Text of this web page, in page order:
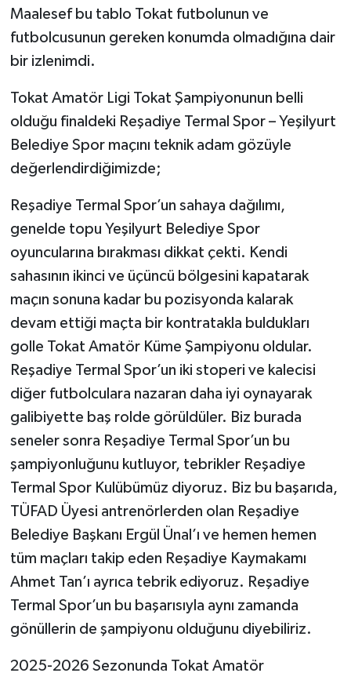
Maalesef bu tablo Tokat futbolunun ve
futbolcusunun gereken konumda olmadığına dair
bir izlenimdi.
Tokat Amatör Ligi Tokat Şampiyonunun belli
olduğu finaldeki Reşadiye Termal Spor – Yeşilyurt
Belediye Spor maçını teknik adam gözüyle
değerlendirdiğimizde;
Reşadiye Termal Spor’un sahaya dağılımı,
genelde topu Yeşilyurt Belediye Spor
oyuncularına bırakması dikkat çekti. Kendi
sahasının ikinci ve üçüncü bölgesini kapatarak
maçın sonuna kadar bu pozisyonda kalarak
devam ettiği maçta bir kontratakla buldukları
golle Tokat Amatör Küme Şampiyonu oldular.
Reşadiye Termal Spor’un iki stoperi ve kalecisi
diğer futbolculara nazaran daha iyi oynayarak
galibiyette baş rolde görüldüler. Biz burada
seneler sonra Reşadiye Termal Spor’un bu
şampiyonluğunu kutluyor, tebrikler Reşadiye
Termal Spor Kulübümüz diyoruz. Biz bu başarıda,
TÜFAD Üyesi antrenörlerden olan Reşadiye
Belediye Başkanı Ergül Ünal’ı ve hemen hemen
tüm maçları takip eden Reşadiye Kaymakamı
Ahmet Tan’ı ayrıca tebrik ediyoruz. Reşadiye
Termal Spor’un bu başarısıyla aynı zamanda
gönüllerin de şampiyonu olduğunu diyebiliriz.
2025-2026 Sezonunda Tokat Amatör